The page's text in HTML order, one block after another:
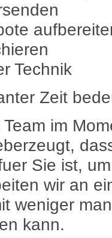
Technik
Zeit
im
Sie ist,
wir an
weniger
kann.